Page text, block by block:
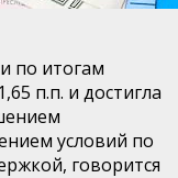
по итогам
п.п. и достигла
условий по
говорится